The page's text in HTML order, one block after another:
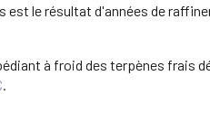
est le résultat d'années de
à froid des terpènes frais